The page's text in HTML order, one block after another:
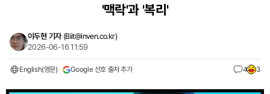
'맥락'과 '복리'
이두현 기자 (Biit@inven.co.kr)
2026-06-16 11:59
English(영문) Google 선호 출처 추가 4 3